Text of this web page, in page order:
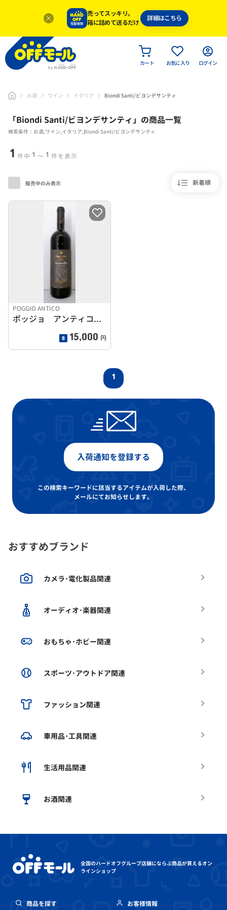
売ってスッキリ。
箱に詰めて送るだけ
詳細はこちら
カート お気に入り ログイン
お酒 ワイン イタリア Biondi Santi/ビヨンデサンティ
「Biondi Santi/ビヨンデサンティ」 の商品一覧
検索条件：お酒,ワイン,イタリア,Biondi Santi/ビヨンデサンティ
1 件中 1 〜 1 件を表示
新着順
販売中のみ表示
POGGIO ANTICO
ポッジョ アンティコ ブルネッロ 1997
15,000 円
1
入荷通知を登録する
この検索キーワードに該当するアイテムが入荷した際、
メールにてお知らせします。
おすすめブランド
カメラ･電化製品関連
オーディオ･楽器関連
おもちゃ･ホビー関連
スポーツ･アウトドア関連
ファッション関連
車用品･工具関連
生活用品関連
お酒関連
全国のハードオフグループ店舗にならぶ商品が買えるオン
ラインショップ
商品を探す お客様情報